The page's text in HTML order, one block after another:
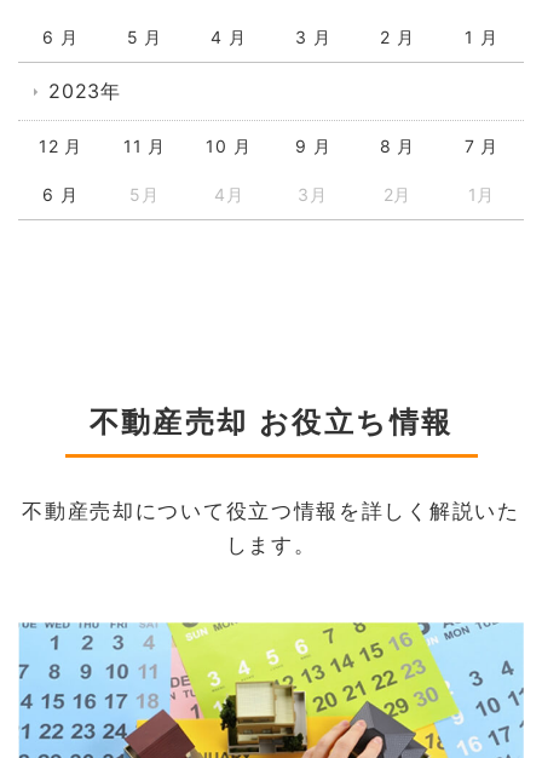
6 月 5 月 4 月 3 月 2 月 1 月
2023年
12 月 11 月 10 月 9 月 8 月 7 月
6 月 5月 4月 3月 2月 1月
不動産売却 お役立ち情報
不動産売却について役立つ情報を詳しく解説いた
します。